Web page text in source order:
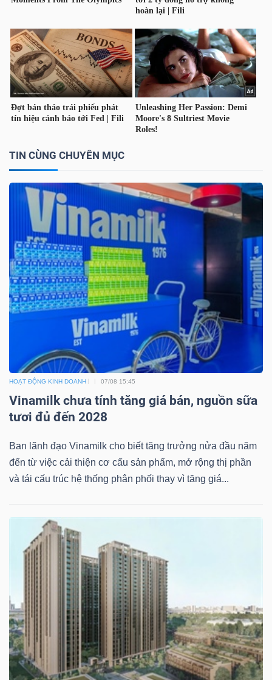
TIN CÙNG CHUYÊN MỤC
HOẠT ĐỘNG KINH DOANH 07/08 15:45
Vinamilk chưa tính tăng giá bán, nguồn sữa
tươi đủ đến 2028
Ban lãnh đạo Vinamilk cho biết tăng trưởng nửa đầu năm
đến từ việc cải thiện cơ cấu sản phẩm, mở rộng thị phần
và tái cấu trúc hệ thống phân phối thay vì tăng giá...
DƯƠNG
TÀI
CHÍNH
CÁ
PHÂN
TÍCH
VIETSTOCKFINANCE
VĨ
NGÀNH
PHIẾU
PHÁI
SINH
TRÁI
PHIẾU